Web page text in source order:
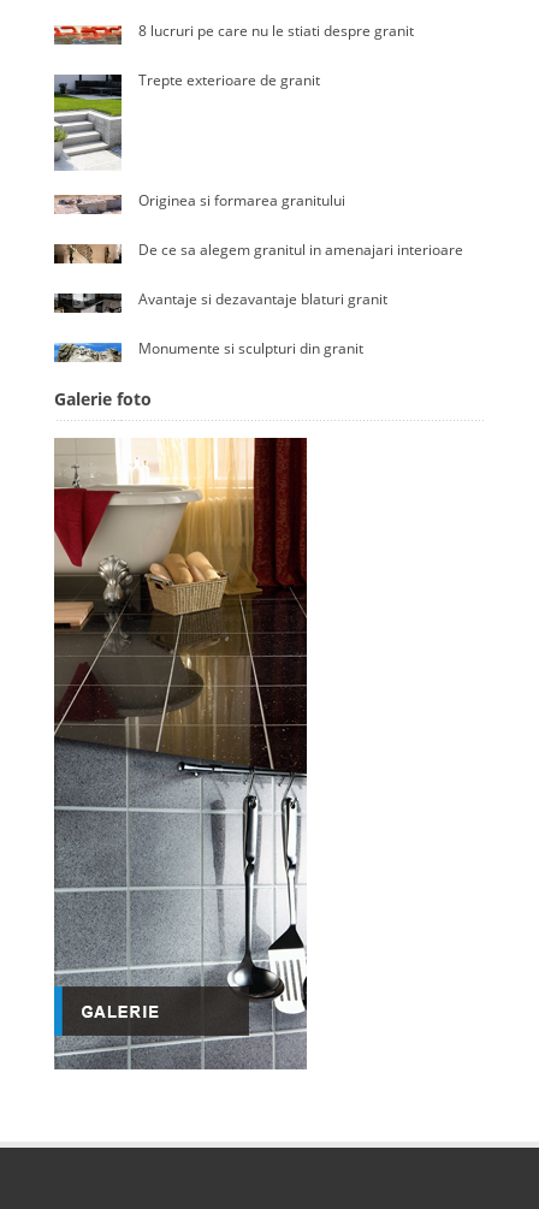
8 lucruri pe care nu le stiati despre granit
Trepte exterioare de granit
Originea si formarea granitului
De ce sa alegem granitul in amenajari interioare
Avantaje si dezavantaje blaturi granit
Monumente si sculpturi din granit
Galerie foto